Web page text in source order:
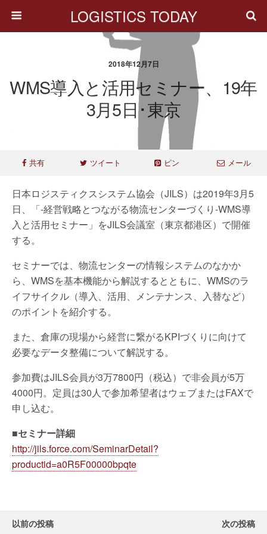
LOGISTICS TODAY
2018年12月7日
WMS導入と活用セミナー、19年
3月5日･東京
共有 ツイート ピン メール
日本ロジスティクスシステム協会（JILS）は2019年3月5
日、「-経営戦略とつながる物流センターづくり-WMS導
入と活用セミナー」をJILS会議室（東京都港区）で開催
する。
セミナーでは、物流センターの情報システムのなかか
ら、WMSを基本機能から解説するとともに、WMSのラ
イフサイクル（導入、活用、メンテナンス、入替など）
のポイントを紹介する。
また、倉庫の現場から経営に繋がるKPIづくりに向けて
必要なデータ整備について解説する。
参加費はJILS会員が3万7800円（税込）で非会員が5万
4000円。定員は30人で参加希望者はウェブまたはFAXで
申し込む。
■セミナー詳細
http://jils.force.com/SeminarDetail?
productid=a0R5F00000bpqte
以前の投稿 次の投稿